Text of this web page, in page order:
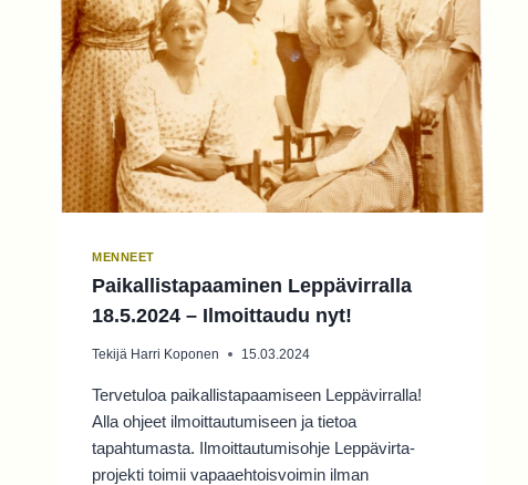
MENNEET
Paikallistapaaminen Leppävirralla
18.5.2024 – Ilmoittaudu nyt!
Tekijä Harri Koponen 15.03.2024
Tervetuloa paikallistapaamiseen Leppävirralla!
Alla ohjeet ilmoittautumiseen ja tietoa
tapahtumasta. Ilmoittautumisohje Leppävirta-
projekti toimii vapaaehtoisvoimin ilman